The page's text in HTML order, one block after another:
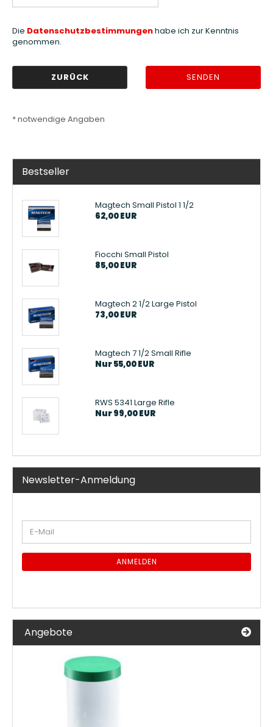
DATENSCHUTZBESTIMMUNGEN
Die Datenschutzbestimmungenhabe ich zur Kenntnis
genommen.
ZURÜCK SENDEN
* notwendige Angaben
Bestseller
Magtech Small Pistol 1 1/2
62,00 EUR
Fiocchi Small Pistol
85,00 EUR
Magtech 2 1/2 Large Pistol
73,00 EUR
Magtech 7 1/2 Small Rifle
Nur 55,00 EUR
RWS 5341 Large Rifle
Nur 99,00 EUR
Newsletter-Anmeldung
WEITER
ZUR
NEWSLETTER-
ANMELDUNG
E-
Mail
ANMELDEN
Angebote